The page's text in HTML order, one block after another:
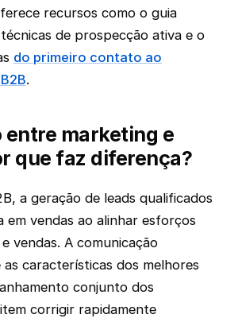
recursos como o guia
de prospecção ativa e o
do primeiro contato ao
.
entre marketing e
que faz diferença?
a geração de leads qualificados
em vendas ao alinhar esforços
vendas. A comunicação
características dos melhores
conjunto dos
corrigir rapidamente